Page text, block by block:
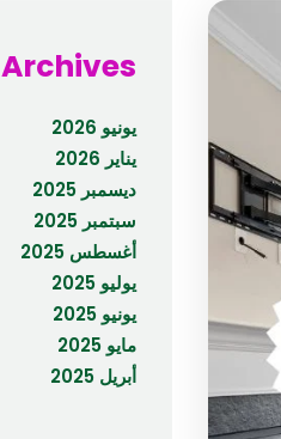
Archives
يونيو 2026
يناير 2026
ديسمبر 2025
سبتمبر 2025
أغسطس 2025
يوليو 2025
يونيو 2025
مايو 2025
أبريل 2025